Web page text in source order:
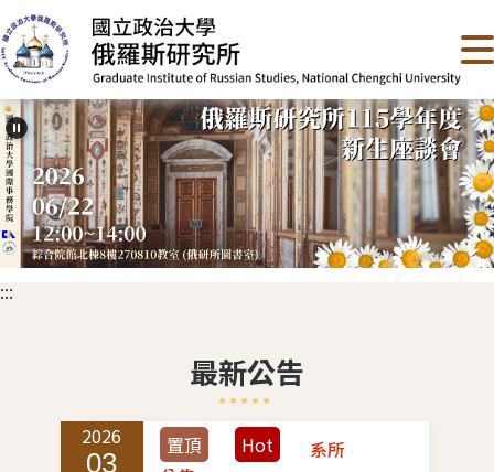
跳
到
主
要
內
容
區
塊
:::
最新公告
2026
03
置頂 Hot
系所